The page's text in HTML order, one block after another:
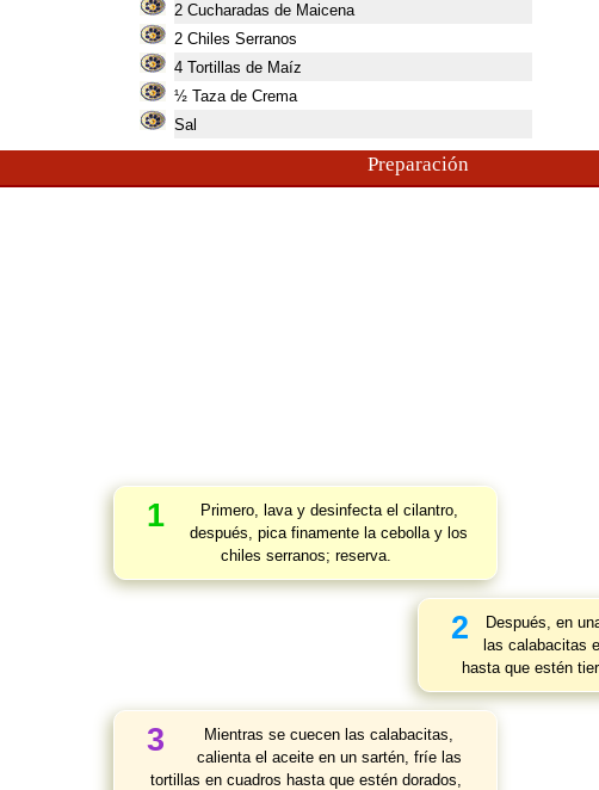
2 Cucharadas de Maicena
2 Chiles Serranos
4 Tortillas de Maíz
½ Taza de Crema
Sal
Preparación
1
Primero, lava y desinfecta el cilantro,
después, pica finamente la cebolla y los
chiles serranos; reserva.
2
Después, en
las calabacitas
hasta que estén
3
Mientras se cuecen las calabacitas,
calienta el aceite en un sartén, fríe las
tortillas en cuadros hasta que estén dorados,